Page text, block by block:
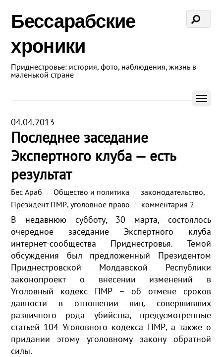
Бессарабские
хроники
Приднестровье: история, фото, наблюдения, жизнь в
маленькой стране
04.04.2013
Последнее заседание
Экспертного клуба — есть
результат
Бес Араб Общество и политика законодательство,
Президент ПМР,уголовное право комментария 2
В недавнюю субботу, 30 марта, состоялось
очередное заседание Экспертного клуба
интернет-сообщества Приднестровья. Темой
обсуждения был предложенный Президентом
Приднестровской Молдавской Республики
законопроект о внесении изменений в
Уголовный кодекс ПМР – об отмене сроков
давности в отношении лиц, совершивших
различного рода убийства, предусмотренные
статьей 104 Уголовного кодекса ПМР, а также о
придании этому уголовному закону обратной
силы.